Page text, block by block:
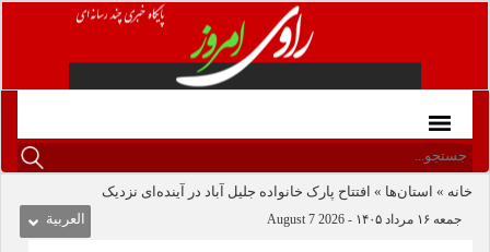
خانه » استان‌ها » افتتاح پارک خانواده جلیل آباد در آینده‌ای نزدیک
جمعه ۱۶ مرداد ۱۴۰۵ - 2026 7 August
العربیة